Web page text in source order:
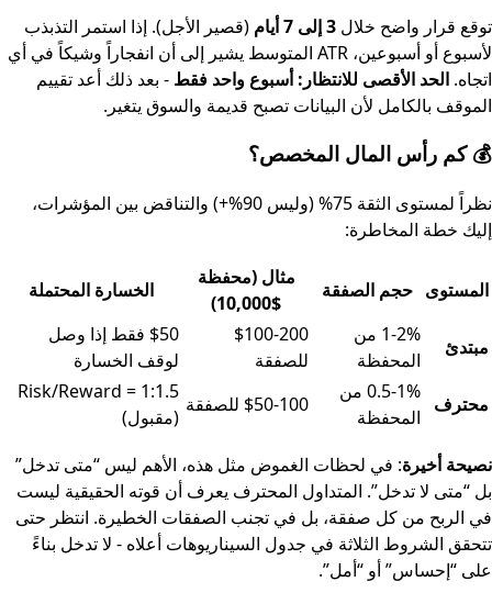
توقع قرار واضح خلال 3 إلى 7 أيام
(قصير الأجل). إذا استمر التذبذب
لأسبوع أو أسبوعين، ATR المتوسط يشير إلى أن انفجاراً وشيكاً في أي
اتجاه. الحد الأقصى للانتظار: أسبوع واحد فقط - بعد ذلك أعد تقييم
الموقف بالكامل لأن البيانات تصبح قديمة والسوق يتغير.
💰 كم رأس المال المخصص؟
نظراً لمستوى الثقة 75% (وليس 90%+) والتناقض بين المؤشرات،
إليك خطة المخاطرة:
المستوى حجم الصفقة
مثال (محفظة
$10,000)
الخسارة المحتملة
مبتدئ
1-2% من
المحفظة
$100-200
للصفقة
$50 فقط إذا وصل
لوقف الخسارة
محترف
0.5-1% من
المحفظة
$50-100 للصفقة
Risk/Reward = 1:1.5
(مقبول)
نصيحة أخيرة: في لحظات الغموض مثل هذه، الأهم ليس “متى تدخل”
بل “متى لا تدخل”. المتداول المحترف يعرف أن قوته الحقيقية ليست
في الربح من كل صفقة، بل في تجنب الصفقات الخطيرة. انتظر حتى
تتحقق الشروط الثلاثة في جدول السيناريوهات أعلاه - لا تدخل بناءً
على “إحساس” أو “أمل”.